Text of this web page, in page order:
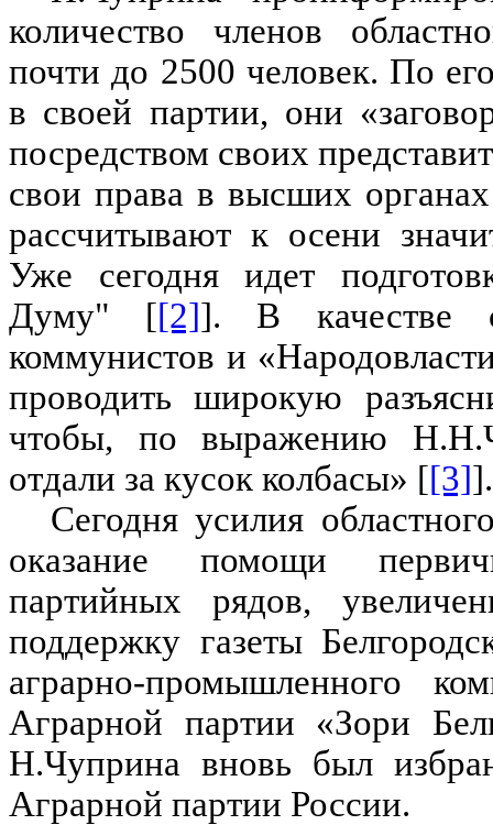
количество членов
почти до 2500 человек. По
в своей партии, они
посредством своих
свои права в высших
рассчитывают к осени
Уже сегодня идет
Думу" [[2]]. В качестве
коммунистов и
проводить широкую
чтобы, по выражению
отдали за кусок колбасы» [[3]].
Сегодня усилия
оказание помощи
партийных рядов,
поддержку газеты
аграрно-промышленного
Аграрной партии «Зори
Н.Чуприна вновь был
Аграрной партии России.